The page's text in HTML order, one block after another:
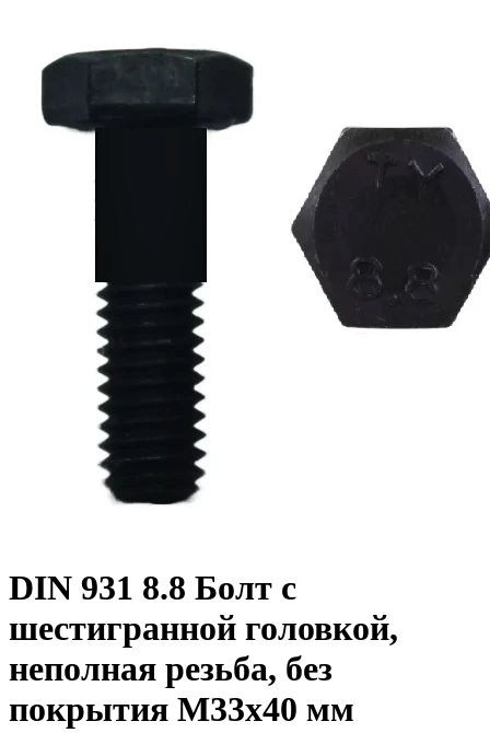
DIN 931 8.8 Болт с
шестигранной головкой,
неполная резьба, без
покрытия M33x40 мм